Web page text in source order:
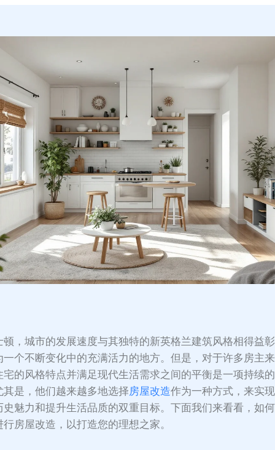
顿，城市的发展速度与其独特的新英格兰建筑风格相得益
一个不断变化中的充满活力的地方。但是，对于许多房主
宅的风格特点并满足现代生活需求之间的平衡是一项持续
其是，他们越来越多地选择房屋改造作为一种方式，来实
史魅力和提升生活品质的双重目标。下面我们来看看，如
行房屋改造，以打造您的理想之家。